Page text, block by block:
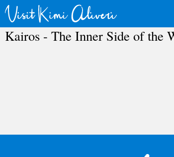
Kairos - The Inner Side of the